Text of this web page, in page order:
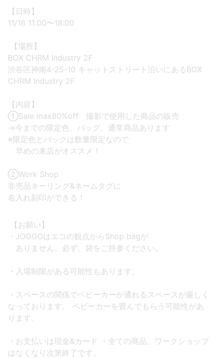
【日時】
11/16 11:00〜18:00
【場所】
BOX CHRM Industry 2F
渋谷区神南4-25-10 キャットストリート沿いにあるBOX
CHRM Industry 2F
【内容】
①Sale max80%off 撮影で使用した商品の販売
→今までの限定色、バッグ、通常商品あります
※限定色とバックは数量限定なので
早めの来店がオススメ！
②Work Shop
非売品キーリング&ネームタグに
名入れ刻印ができる！
【お願い】
・JOGGOはエコの観点からShop bagが
ありません。必ず、袋をご持参ください。
・入場制限がある可能性もあります。
・スペースの関係でベビーカーが通れる スペースが厳しく
なっております。 ベビーカーを畳んでもらう可能性があ
ります。
・お支払いは現金&カード ・全ての商品、ワークショップ
はなくなり次第終了です。